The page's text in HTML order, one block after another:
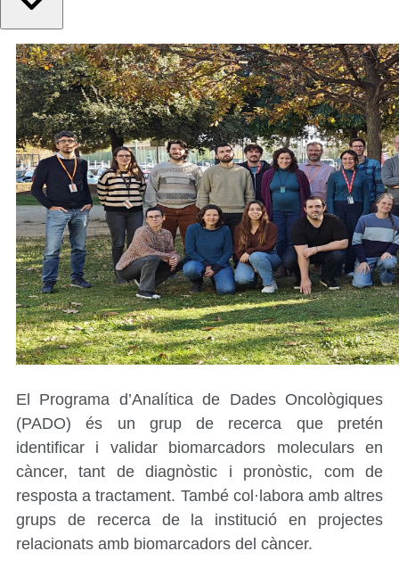
El Programa d’Analítica de Dades Oncològiques
(PADO) és un grup de recerca que pretén
identificar i validar biomarcadors moleculars en
càncer, tant de diagnòstic i pronòstic, com de
resposta a tractament. També col·labora amb altres
grups de recerca de la institució en projectes
relacionats amb biomarcadors del càncer.